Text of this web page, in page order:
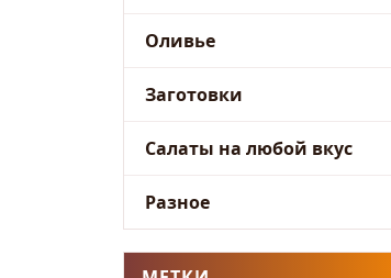
Оливье
Заготовки
Салаты на любой вкус
Разное